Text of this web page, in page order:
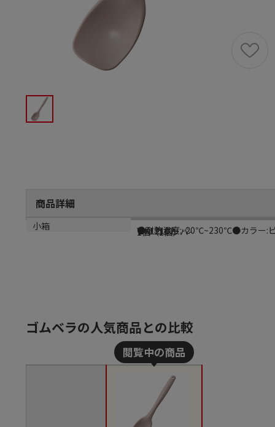
商品詳細
商品説明
●耐熱温度:-20℃~230℃●カラー:
メーカー品番
WKL2102
材質
シリコンラバ-
小箱
1個（1個）
ゴムベラの人気商品との比較